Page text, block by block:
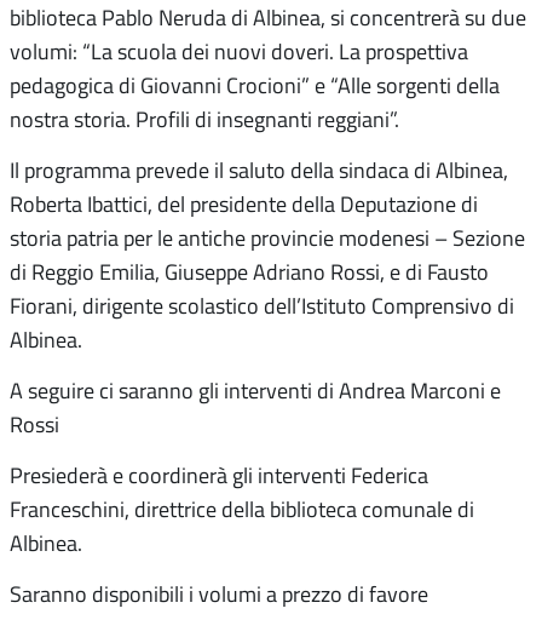
biblioteca Pablo Neruda di Albinea, si concentrerà su due
volumi: “La scuola dei nuovi doveri. La prospettiva
pedagogica di Giovanni Crocioni” e “Alle sorgenti della
nostra storia. Profili di insegnanti reggiani”.
Il programma prevede il saluto della sindaca di Albinea,
Roberta Ibattici, del presidente della Deputazione di
storia patria per le antiche provincie modenesi – Sezione
di Reggio Emilia, Giuseppe Adriano Rossi, e di Fausto
Fiorani, dirigente scolastico dell’Istituto Comprensivo di
Albinea.
A seguire ci saranno gli interventi di Andrea Marconi e
Rossi
Presiederà e coordinerà gli interventi Federica
Franceschini, direttrice della biblioteca comunale di
Albinea.
Saranno disponibili i volumi a prezzo di favore